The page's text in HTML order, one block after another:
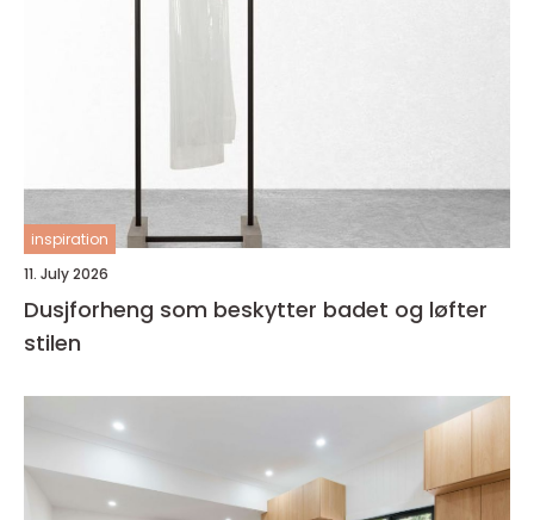
inspiration
11. July 2026
Dusjforheng som beskytter badet og løfter
stilen